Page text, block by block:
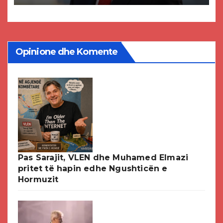
DPMNE-së
Opinione dhe Komente
Pas Sarajit, VLEN dhe Muhamed Elmazi
pritet të hapin edhe Ngushticën e
Hormuzit